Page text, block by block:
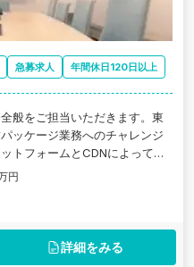
急募求人 年間休日120日以上
般をご担当いただきます。東
ッケージ業務へのチャレンジ
トフォームとCDNによって、
ロース上場企業の求人です。
円
詳細をみる